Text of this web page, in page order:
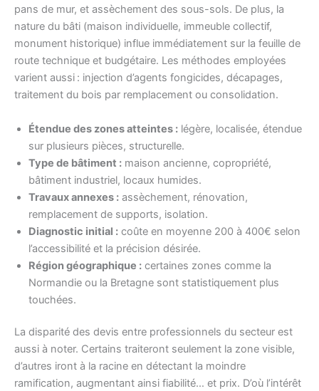
pans de mur, et assèchement des sous-sols. De plus, la
nature du bâti (maison individuelle, immeuble collectif,
monument historique) influe immédiatement sur la feuille de
route technique et budgétaire. Les méthodes employées
varient aussi : injection d’agents fongicides, décapages,
traitement du bois par remplacement ou consolidation.
Étendue des zones atteintes : légère, localisée, étendue
sur plusieurs pièces, structurelle.
Type de bâtiment : maison ancienne, copropriété,
bâtiment industriel, locaux humides.
Travaux annexes : assèchement, rénovation,
remplacement de supports, isolation.
Diagnostic initial : coûte en moyenne 200 à 400€ selon
l’accessibilité et la précision désirée.
Région géographique : certaines zones comme la
Normandie ou la Bretagne sont statistiquement plus
touchées.
La disparité des devis entre professionnels du secteur est
aussi à noter. Certains traiteront seulement la zone visible,
d’autres iront à la racine en détectant la moindre
ramification, augmentant ainsi fiabilité… et prix. D’où l’intérêt